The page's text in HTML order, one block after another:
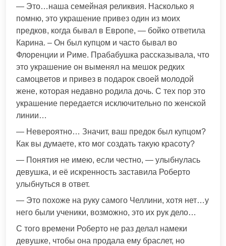
— Это…наша семейная реликвия. Насколько я
помню, это украшение привез один из моих
предков, когда бывал в Европе, — бойко ответила
Карина. – Он был купцом и часто бывал во
Флоренции и Риме. Прабабушка рассказывала, что
это украшение он выменял на мешок редких
самоцветов и привез в подарок своей молодой
жене, которая недавно родила дочь. С тех пор это
украшение передается исключительно по женской
линии…
— Невероятно… Значит, ваш предок был купцом?
Как вы думаете, кто мог создать такую красоту?
— Понятия не имею, если честно, — улыбнулась
девушка, и её искренность заставила Роберто
улыбнуться в ответ.
— Это похоже на руку самого Челлини, хотя нет…у
него были ученики, возможно, это их рук дело…
С того времени Роберто не раз делал намеки
девушке, чтобы она продала ему браслет, но